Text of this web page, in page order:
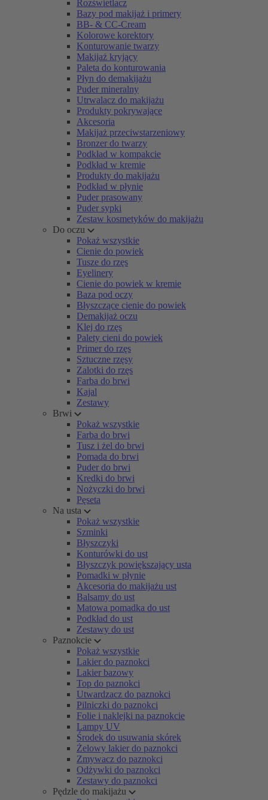
Rozświetlacz
Bazy pod makijaż i primery
BB- & CC-Cream
Kolorowe korektory
Konturowanie twarzy
Makijaż kryjący
Paleta do konturowania
Płyn do demakijażu
Puder mineralny
Utrwalacz do makijażu
Produkty pokrywające
Akcesoria
Makijaż przeciwstarzeniowy
Bronzer do twarzy
Podkład w kompakcie
Podkład w kremie
Produkty do makijażu
Podkład w płynie
Puder prasowany
Puder sypki
Zestaw kosmetyków do makijażu
Do oczu
Pokaż wszystkie
Cienie do powiek
Tusze do rzęs
Eyelinery
Cienie do powiek w kremie
Baza pod oczy
Błyszczące cienie do powiek
Demakijaż oczu
Klej do rzęs
Palety cieni do powiek
Primer do rzęs
Sztuczne rzęsy
Zalotki do rzęs
Farba do brwi
Kajal
Zestawy
Brwi
Pokaż wszystkie
Farba do brwi
Tusz i żel do brwi
Pomada do brwi
Puder do brwi
Kredki do brwi
Nożyczki do brwi
Pęseta
Na usta
Pokaż wszystkie
Szminki
Błyszczyki
Konturówki do ust
Błyszczyk powiększający usta
Pomadki w płynie
Akcesoria do makijażu ust
Balsamy do ust
Matowa pomadka do ust
Podkład do ust
Zestawy do ust
Paznokcie
Pokaż wszystkie
Lakier do paznokci
Lakier bazowy
Top do paznokci
Utwardzacz do paznokci
Pilniczki do paznokci
Folie i naklejki na paznokcie
Lampy UV
Środek do usuwania skórek
Żelowy lakier do paznokci
Zmywacz do paznokci
Odżywki do paznokci
Zestawy do paznokci
Pędzle do makijażu